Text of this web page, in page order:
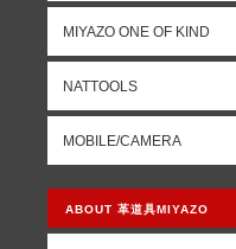
MIYAZO ONE OF KIND
NATTOOLS
MOBILE/CAMERA
ABOUT 革道具MIYAZO